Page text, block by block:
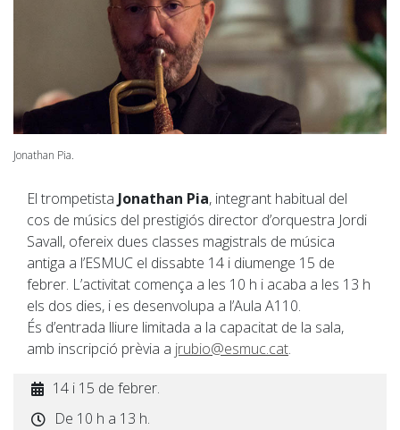
Jonathan Pia.
El trompetista Jonathan Pia, integrant habitual del
cos de músics del prestigiós director d’orquestra Jordi
Savall, ofereix dues classes magistrals de música
antiga a l’ESMUC el dissabte 14 i diumenge 15 de
febrer. L’activitat comença a les 10 h i acaba a les 13 h
els dos dies, i es desenvolupa a l’Aula A110.
És d’entrada lliure limitada a la capacitat de la sala,
amb inscripció prèvia a jrubio@esmuc.cat.
14 i 15 de febrer.
De 10 h a 13 h.